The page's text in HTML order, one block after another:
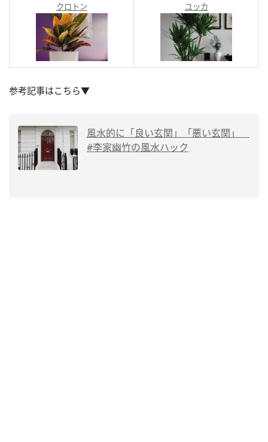
クロトン ユッカ
参考記事はこちら▼
風水的に「良い玄関」「悪い玄関」
#李家幽竹の風水ハック